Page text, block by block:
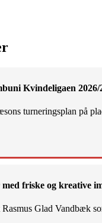
Kvindeligaen 2026/
turneringsplan på
friske og kreative
Rasmus Glad Vandbæk